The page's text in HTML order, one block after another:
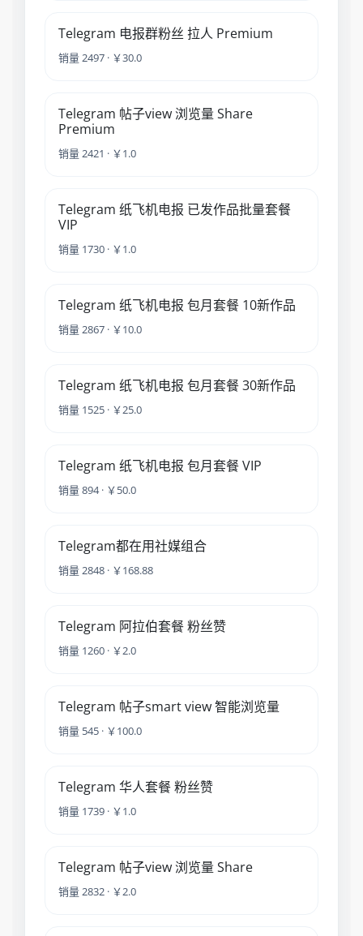
Telegram 电报群粉丝 拉人 Premium
销量 2497 · ￥30.0
Telegram 帖子view 浏览量 Share
Premium
销量 2421 · ￥1.0
Telegram 纸飞机电报 已发作品批量套餐
VIP
销量 1730 · ￥1.0
Telegram 纸飞机电报 包月套餐 10新作品
销量 2867 · ￥10.0
Telegram 纸飞机电报 包月套餐 30新作品
销量 1525 · ￥25.0
Telegram 纸飞机电报 包月套餐 VIP
销量 894 · ￥50.0
Telegram都在用社媒组合
销量 2848 · ￥168.88
Telegram 阿拉伯套餐 粉丝赞
销量 1260 · ￥2.0
Telegram 帖子smart view 智能浏览量
销量 545 · ￥100.0
Telegram 华人套餐 粉丝赞
销量 1739 · ￥1.0
Telegram 帖子view 浏览量 Share
销量 2832 · ￥2.0